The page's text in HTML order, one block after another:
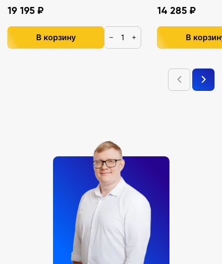
19 195 ₽
В корзину − +
14 285 ₽
В